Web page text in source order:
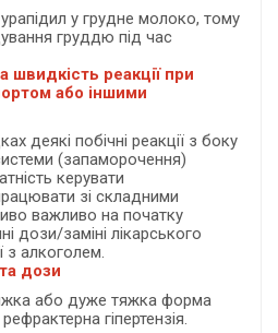
у грудне молоко, тому
груддю під час
швидкість реакції при
або іншими
деякі побічні реакції з боку
(запаморочення)
керувати
зі складними
важливо на початку
дози/заміні лікарського
з алкоголем.
дози
або дуже тяжка форма
рефрактерна гіпертензія.